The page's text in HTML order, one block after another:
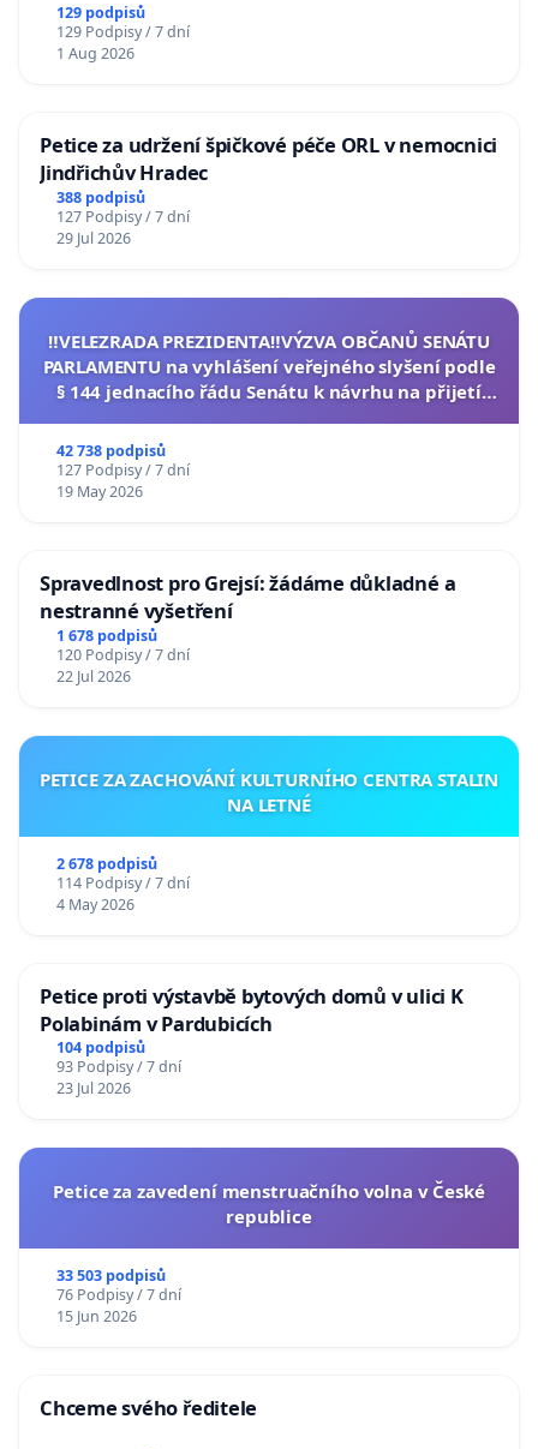
129 podpisů
129 Podpisy / 7 dní
1 Aug 2026
Petice za udržení špičkové péče ORL v nemocnici
Jindřichův Hradec
388 podpisů
127 Podpisy / 7 dní
29 Jul 2026
‼️VELEZRADA PREZIDENTA‼️VÝZVA OBČANŮ SENÁTU
PARLAMENTU na vyhlášení veřejného slyšení podle
§ 144 jednacího řádu Senátu k návrhu na přijetí
42 738 podpisů
127 Podpisy / 7 dní
19 May 2026
Spravedlnost pro Grejsí: žádáme důkladné a
nestranné vyšetření
1 678 podpisů
120 Podpisy / 7 dní
22 Jul 2026
PETICE ZA ZACHOVÁNÍ KULTURNÍHO CENTRA STALIN
NA LETNÉ
2 678 podpisů
114 Podpisy / 7 dní
4 May 2026
Petice proti výstavbě bytových domů v ulici K
Polabinám v Pardubicích
104 podpisů
93 Podpisy / 7 dní
23 Jul 2026
Petice za zavedení menstruačního volna v České
republice
33 503 podpisů
76 Podpisy / 7 dní
15 Jun 2026
Chceme svého ředitele